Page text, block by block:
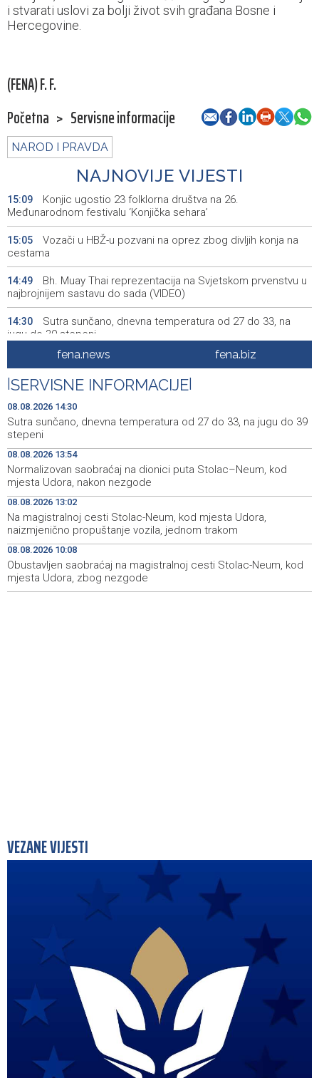
i stvarati uslovi za bolji život svih građana Bosne i
Hercegovine.
(FENA) F. F.
Početna > Servisne informacije
NAROD I PRAVDA
NAJNOVIJE VIJESTI
15:09
Konjic ugostio 23 folklorna društva na 26.
Međunarodnom festivalu ‘Konjička sehara’
15:05
Vozači u HBŽ-u pozvani na oprez zbog divljih konja na
cestama
14:49
Bh. Muay Thai reprezentacija na Svjetskom prvenstvu u
najbrojnijem sastavu do sada (VIDEO)
14:30
Sutra sunčano, dnevna temperatura od 27 do 33, na
jugu do 39 stepeni
Sarajevo Film Festival donosi poseban Program za
mlade u Tuzlu
14:11
Najnovija ostvarenja velikih svjetskih autora u programu
Summer Screen SFF-a
14:05
prekidu vatre i pregovorima
14:01 Izraelske snage izvršile raciju u gradu na Zapadnoj obali
13:54
Normalizovan saobraćaj na dionici puta Stolac–Neum,
kod mjesta Udora, nakon nezgode
13:15
Vučić i Zelenski u Beogradu: Srbija podržava teritorijalni
integritet Ukrajine
fena.news fena.biz
SERVISNE INFORMACIJE
08.08.2026 14:30
Sutra sunčano, dnevna temperatura od 27 do 33, na jugu do 39
stepeni
08.08.2026 13:54
Normalizovan saobraćaj na dionici puta Stolac–Neum, kod
mjesta Udora, nakon nezgode
08.08.2026 13:02
Na magistralnoj cesti Stolac-Neum, kod mjesta Udora,
naizmjenično propuštanje vozila, jednom trakom
08.08.2026 10:08
Obustavljen saobraćaj na magistralnoj cesti Stolac-Neum, kod
mjesta Udora, zbog nezgode
VEZANE VIJESTI